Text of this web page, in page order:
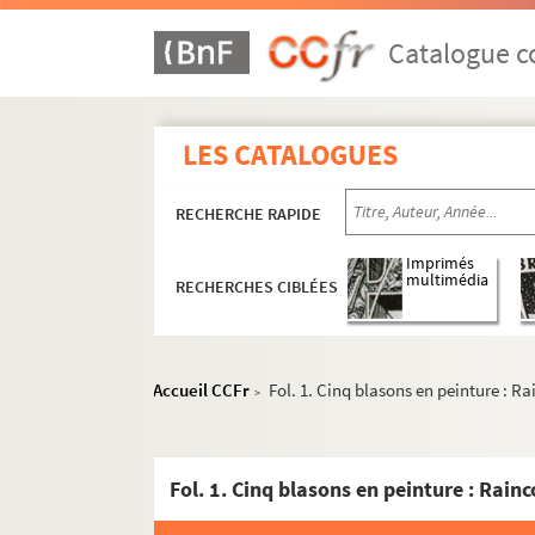
Catalogue
LES CATALOGUES
RECHERCHE RAPIDE
RECHERCHES CIBLÉES
Imprimés
multimédia
Accueil CCFr > Fol. 1. Cinq blasons en peinture :
Ms 1191. Anoblissements en Franche-Comté
Ms 1192. « Abrégé alphabétique du Nobiliaire